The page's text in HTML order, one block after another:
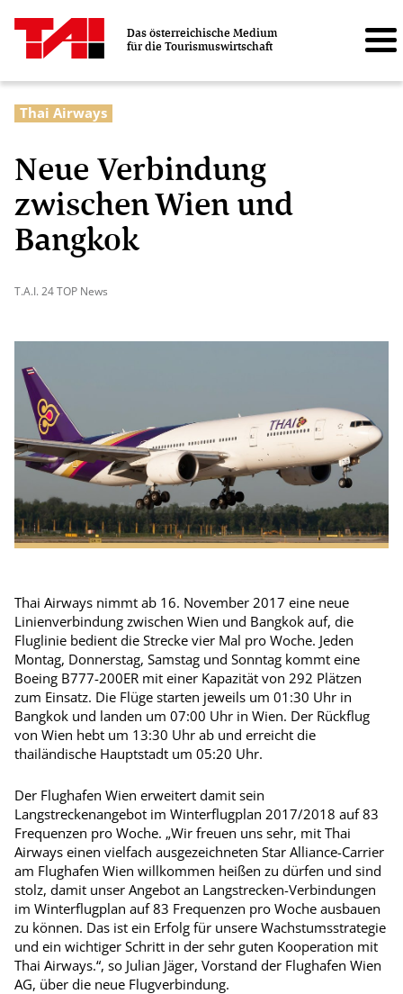
Das österreichische Medium
für die Tourismuswirtschaft
Thai Airways
Neue Verbindung
zwischen Wien und
Bangkok
T.A.I. 24 TOP News
Thai Airways nimmt ab 16. November 2017 eine neue
Linienverbindung zwischen Wien und Bangkok auf, die
Fluglinie bedient die Strecke vier Mal pro Woche. Jeden
Montag, Donnerstag, Samstag und Sonntag kommt eine
Boeing B777-200ER mit einer Kapazität von 292 Plätzen
zum Einsatz. Die Flüge starten jeweils um 01:30 Uhr in
Bangkok und landen um 07:00 Uhr in Wien. Der Rückflug
von Wien hebt um 13:30 Uhr ab und erreicht die
thailändische Hauptstadt um 05:20 Uhr.
Der Flughafen Wien erweitert damit sein
Langstreckenangebot im Winterflugplan 2017/2018 auf 83
Frequenzen pro Woche. „Wir freuen uns sehr, mit Thai
Airways einen vielfach ausgezeichneten Star Alliance-Carrier
am Flughafen Wien willkommen heißen zu dürfen und sind
stolz, damit unser Angebot an Langstrecken-Verbindungen
im Winterflugplan auf 83 Frequenzen pro Woche ausbauen
zu können. Das ist ein Erfolg für unsere Wachstumsstrategie
und ein wichtiger Schritt in der sehr guten Kooperation mit
Thai Airways.“, so Julian Jäger, Vorstand der Flughafen Wien
AG, über die neue Flugverbindung.